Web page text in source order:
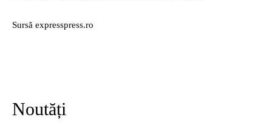
Sursă expresspress.ro
Noutăți